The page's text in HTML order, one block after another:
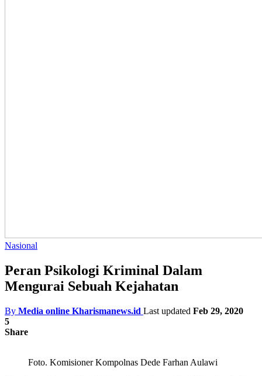
Nasional
Peran Psikologi Kriminal Dalam
Mengurai Sebuah Kejahatan
By Media online Kharismanews.id Last updated Feb 29, 2020
5
Share
Foto. Komisioner Kompolnas Dede Farhan Aulawi